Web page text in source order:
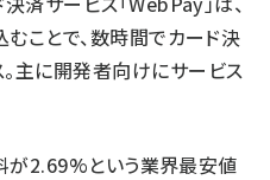
ことで、数時間でカード決
主に開発者向けにサービス
2.69%という業界最安値